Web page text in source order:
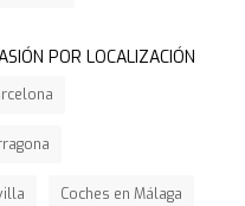
POR LOCALIZACIÓN
Coches en Málaga